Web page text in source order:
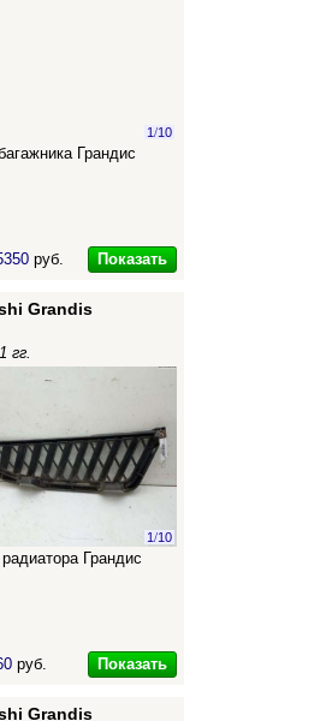
1/10
Грандис
руб. Показать
Grandis
гг.
1/10
Грандис
руб. Показать
Grandis